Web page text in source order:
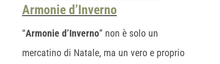
Armonie d’Inverno
“Armonie d’Inverno” non è solo un
mercatino di Natale, ma un vero e proprio